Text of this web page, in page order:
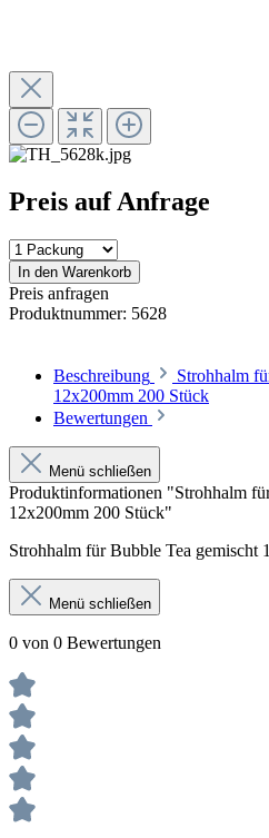
Preis auf Anfrage
In den Warenkorb
Preis anfragen
Produktnummer: 5628
Beschreibung
Strohhalm
12x200mm 200 Stück
Bewertungen
Menü schließen
Produktinformationen "Strohhalm
12x200mm 200 Stück"
Strohhalm für Bubble Tea gemischt
Menü schließen
0 von 0 Bewertungen